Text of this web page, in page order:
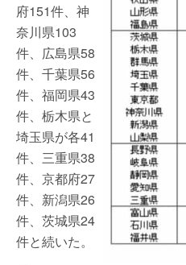
府151件、神
奈川県103
件、広島県58
件、千葉県56
件、福岡県43
件、栃木県と
埼玉県が各41
件、三重県38
件、京都府27
件、新潟県26
件、茨城県24
件と続いた。